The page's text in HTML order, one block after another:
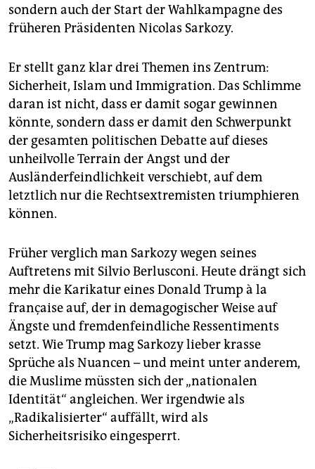
sondern auch der Start der Wahlkampagne des
früheren Präsidenten Nicolas Sarkozy.
Er stellt ganz klar drei Themen ins Zentrum:
Sicherheit, Islam und Immigration. Das Schlimme
daran ist nicht, dass er damit sogar gewinnen
könnte, sondern dass er damit den Schwerpunkt
der gesamten politischen Debatte auf dieses
unheilvolle Terrain der Angst und der
Ausländerfeindlichkeit verschiebt, auf dem
letztlich nur die Rechtsextremisten triumphieren
können.
Früher verglich man Sarkozy wegen seines
Auftretens mit Silvio Berlusconi. Heute drängt sich
mehr die Karikatur eines Donald Trump à la
française auf, der in demagogischer Weise auf
Ängste und fremdenfeindliche Ressentiments
setzt. Wie Trump mag Sarkozy lieber krasse
Sprüche als Nuancen – und meint unter anderem,
die Muslime müssten sich der „nationalen
Identität“ angleichen. Wer irgendwie als
„Radikalisierter“ auffällt, wird als
Sicherheitsrisiko eingesperrt.